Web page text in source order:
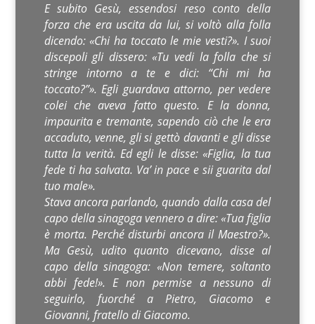
E subito Gesù, essendosi reso conto della
forza che era uscita da lui, si voltò alla folla
dicendo: «Chi ha toccato le mie vesti?». I suoi
discepoli gli dissero: «Tu vedi la folla che si
stringe intorno a te e dici: “Chi mi ha
toccato?”». Egli guardava attorno, per vedere
colei che aveva fatto questo. E la donna,
impaurita e tremante, sapendo ciò che le era
accaduto, venne, gli si gettò davanti e gli disse
tutta la verità. Ed egli le disse: «Figlia, la tua
fede ti ha salvata. Va’ in pace e sii guarita dal
tuo male».
Stava ancora parlando, quando dalla casa del
capo della sinagoga vennero a dire: «Tua figlia
è morta. Perché disturbi ancora il Maestro?».
Ma Gesù, udito quanto dicevano, disse al
capo della sinagoga: «Non temere, soltanto
abbi fede!». E non permise a nessuno di
seguirlo, fuorché a Pietro, Giacomo e
Giovanni, fratello di Giacomo.